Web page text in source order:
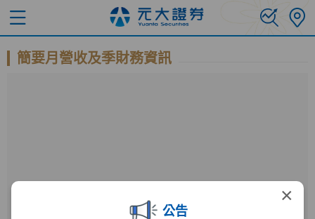
×
公告
簡要月營收及季財務資訊